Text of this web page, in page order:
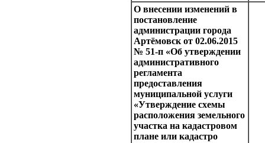
О внесении изменений в
постановление
администрации города
Артёмовск от 02.06.2015
№ 51-п «Об утверждении
административного
регламента
предоставления
муниципальной услуги
«Утверждение схемы
расположения земельного
участка на кадастровом
плане или кадастро